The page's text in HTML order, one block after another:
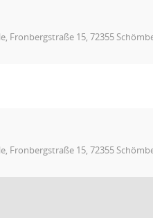
Fronbergstraße 15, 72355
Fronbergstraße 15, 72355